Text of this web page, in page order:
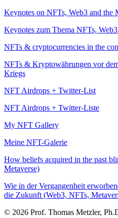
Keynotes on NFTs, Web3 and the
Keynotes zum Thema NFTs,
NFTs & cryptocurrencies in the
NFTs & Kryptowährungen vor
Kriegs
NFT Airdrops + Twitter-List
NFT Airdrops + Twitter-Liste
My NFT Gallery
Meine NFT-Galerie
How beliefs acquired in the past
Metaverse)
Wie in der Vergangenheit
die Zukunft (Web3, NFTs,
© 2026 Prof. Thomas Metzler,